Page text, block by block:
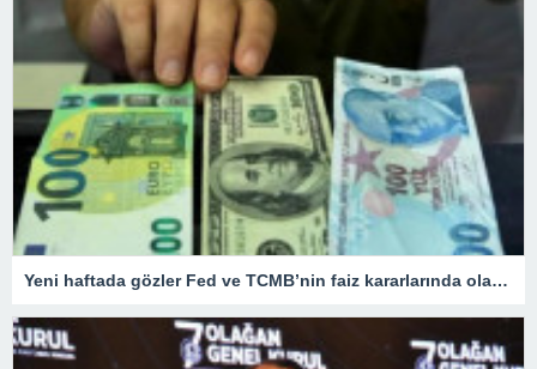
Yeni haftada gözler Fed ve TCMB’nin faiz kararlarında olacak